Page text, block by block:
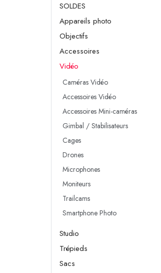
SOLDES
Appareils photo
Objectifs
Accessoires
Vidéo
Caméras Vidéo
Accessoires Vidéo
Accessoires Mini-caméras
Gimbal / Stabilisateurs
Cages
Drones
Microphones
Moniteurs
Trailcams
Smartphone Photo
Studio
Trépieds
Sacs